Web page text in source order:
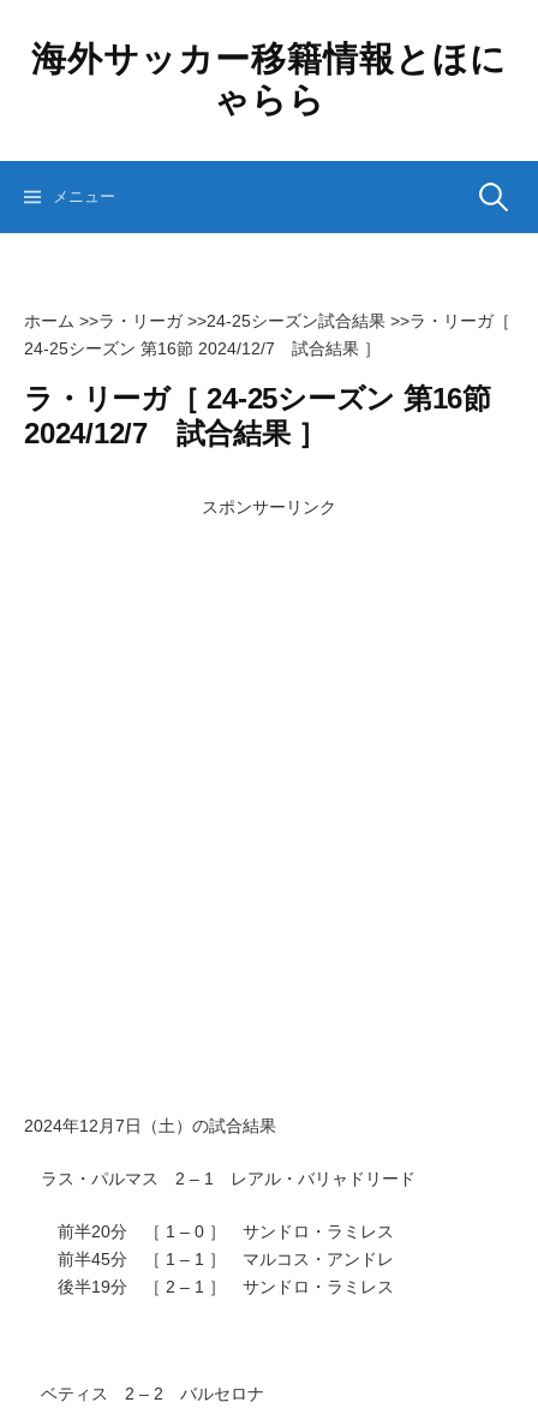
ッ
海外サッカー移籍情報とほに
ゃらら
メニュー 検
ホーム >>ラ・リーガ>>24-25シーズン試合結果 >>ラ・リーガ［
24-25シーズン 第16節 2024/12/7 試合結果 ］
ラ・リーガ［ 24-25シーズン 第16節
2024/12/7 試合結果 ］
スポンサーリンク
2024年12月7日（土）の試合結果
ラス・パルマス 2 – 1 レアル・バリャドリード
前半20分 ［ 1 – 0 ］ サンドロ・ラミレス
前半45分 ［ 1 – 1 ］ マルコス・アンドレ
後半19分 ［ 2 – 1 ］ サンドロ・ラミレス
ベティス 2 – 2 バルセロナ